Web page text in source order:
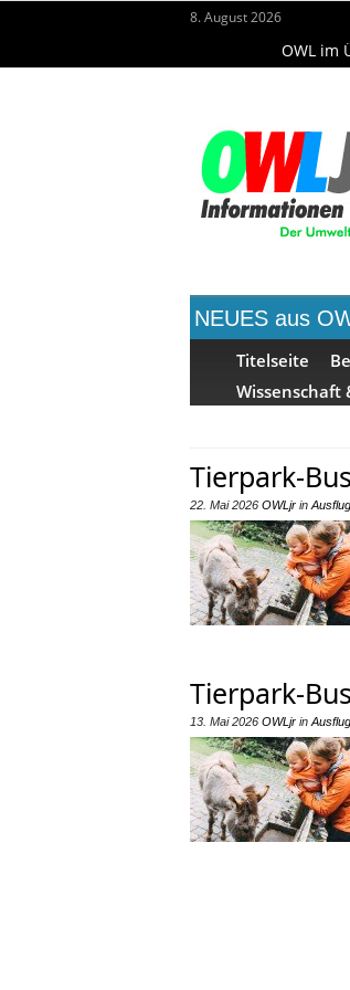
8. August 2026
OWL im
NEUES aus
Titelseite
Wissenschaft
Tierpark-
22. Mai 2026 OWLjr in
Tierpark-
13. Mai 2026 OWLjr in